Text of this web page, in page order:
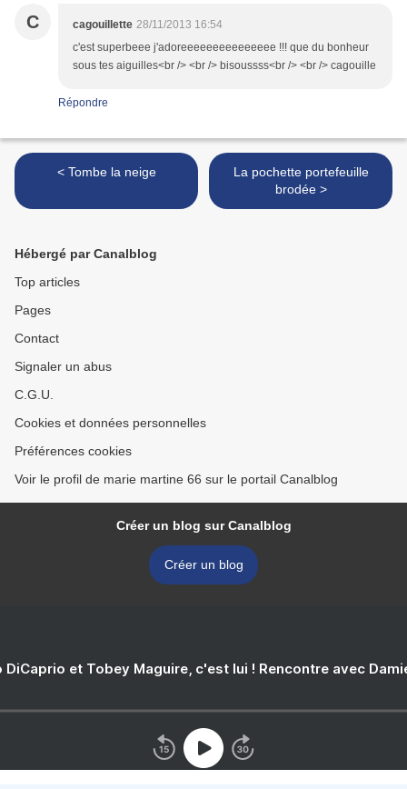
C cagouillette 28/11/2013 16:54
c'est superbeee j'adoreeeeeeeeeeeeeee !!! que du bonheur
sous tes aiguilles<br /> <br /> bisoussss<br /> <br /> cagouille
Répondre
< Tombe la neige
La pochette portefeuille
brodée >
Hébergé par Canalblog
Top articles
Pages
Contact
Signaler un abus
C.G.U.
Cookies et données personnelles
Préférences cookies
Voir le profil de marie martine 66 sur le portail Canalblog
Créer un blog sur Canalblog
Créer un blog
DiCaprio et Tobey Maguire, c'est lui ! Rencontre avec